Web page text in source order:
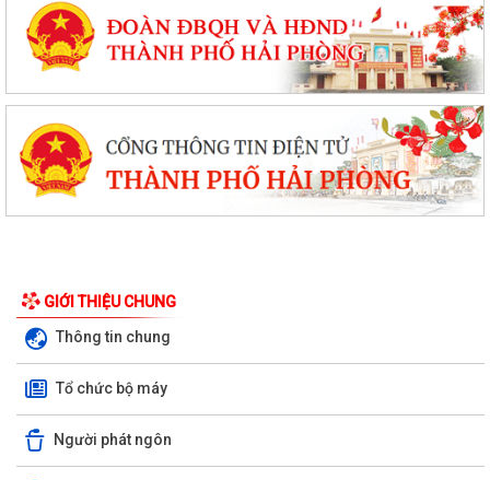
GIỚI THIỆU CHUNG
Thông tin chung
Tổ chức bộ máy
Người phát ngôn